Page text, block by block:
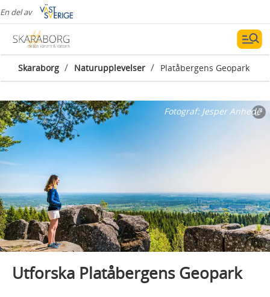
En del av
Skaraborg / Naturupplevelser / Platåbergens Geopark
Fotograf: Jesper Anhede
Utforska Platåbergens Geopark